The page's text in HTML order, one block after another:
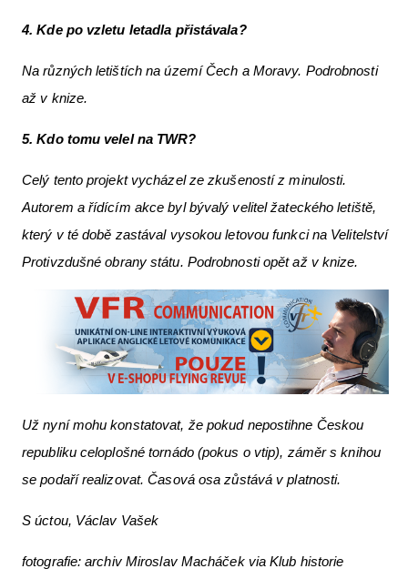
4. Kde po vzletu letadla přistávala?
Na různých letištích na území Čech a Moravy. Podrobnosti
až v knize.
5. Kdo tomu velel na TWR?
Celý tento projekt vycházel ze zkušeností z minulosti.
Autorem a řídícím akce byl bývalý velitel žateckého letiště,
který v té době zastával vysokou letovou funkci na Velitelství
Protivzdušné obrany státu. Podrobnosti opět až v knize.
Už nyní mohu konstatovat, že pokud nepostihne Českou
republiku celoplošné tornádo (pokus o vtip), záměr s knihou
se podaří realizovat. Časová osa zůstává v platnosti.
S úctou, Václav Vašek
fotografie: archiv Miroslav Macháček via Klub historie